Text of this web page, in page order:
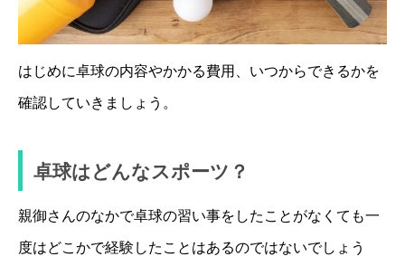
はじめに卓球の内容やかかる費用、いつからできるかを
確認していきましょう。
卓球はどんなスポーツ？
親御さんのなかで卓球の習い事をしたことがなくても一
度はどこかで経験したことはあるのではないでしょう